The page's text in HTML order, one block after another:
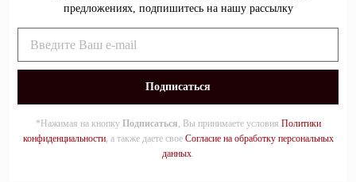
предложениях, подпишитесь на нашу рассылку
*Нажимая на кнопку Подписаться, Вы принимаете условия Политики
конфиденциальности, а также даете свое Согласие на обработку персональных
данных.